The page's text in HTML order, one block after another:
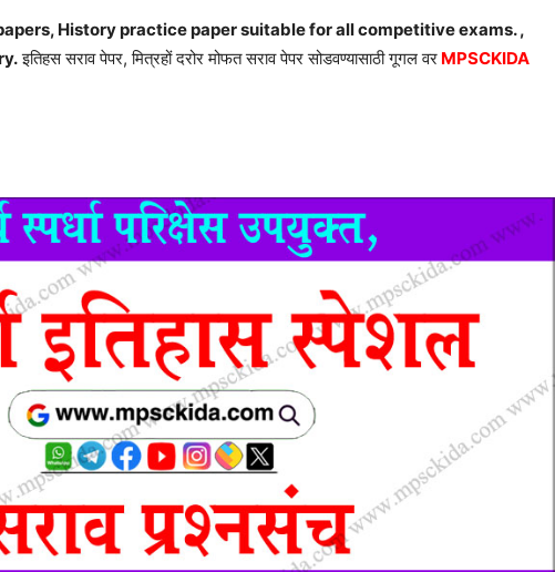
History practice paper suitable for all competitive exams. ,
इतिहस सराव पेपर, मित्रहों दरोर मोफत सराव पेपर सोडवण्यासाठी गूगल वर MPSCKIDA